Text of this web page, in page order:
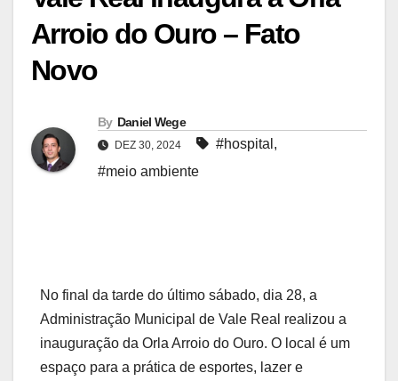
Arroio do Ouro – Fato
Novo
By Daniel Wege
DEZ 30, 2024 #hospital ,
#meio ambiente
No final da tarde do último sábado, dia 28, a
Administração Municipal de Vale Real realizou a
inauguração da Orla Arroio do Ouro. O local é um
espaço para a prática de esportes, lazer e